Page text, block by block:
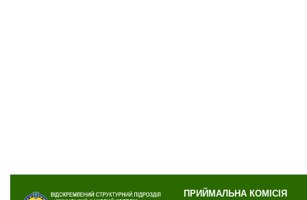
ПРИЙМАЛЬНА КОМІСІЯ